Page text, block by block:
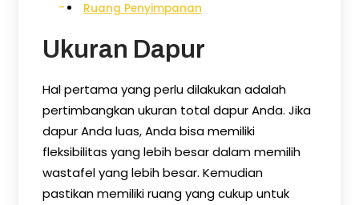
Ruang Penyimpanan
Ukuran Dapur
Hal pertama yang perlu dilakukan adalah
pertimbangkan ukuran total dapur Anda. Jika
dapur Anda luas, Anda bisa memiliki
fleksibilitas yang lebih besar dalam memilih
wastafel yang lebih besar. Kemudian
pastikan memiliki ruang yang cukup untuk